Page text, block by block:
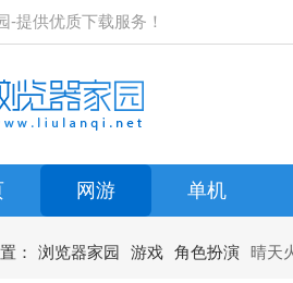
-提供优质下载服务！
网游 单机
： 浏览器家园 游戏 角色扮演 晴天